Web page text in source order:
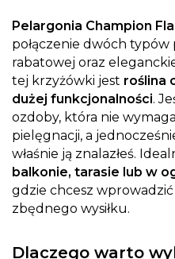
Pelargonia Champion
połączenie dwóch typów
rabatowej oraz
tej krzyżówki jest roślina
dużej funkcjonalności.
ozdoby, która nie
pielęgnacji, a
właśnie ją znalazłeś.
balkonie, tarasie lub w
gdzie chcesz
zbędnego wysiłku.
Dlaczego warto